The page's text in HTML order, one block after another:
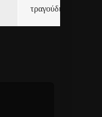
τραγούδι και video